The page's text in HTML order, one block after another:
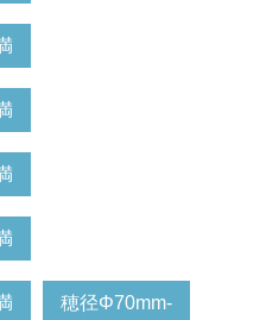
穂径Φ70mm-